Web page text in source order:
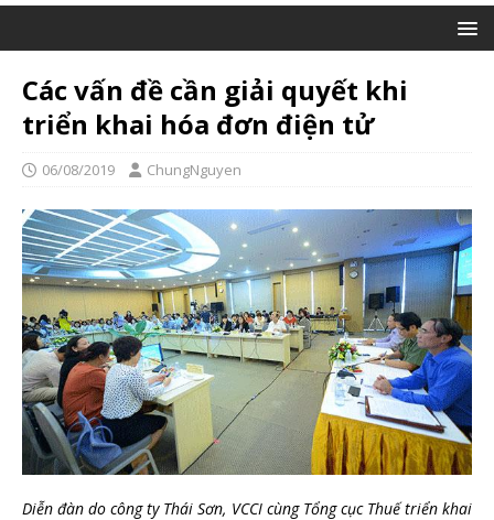
Các vấn đề cần giải quyết khi
triển khai hóa đơn điện tử
06/08/2019 ChungNguyen
Diễn đàn do công ty Thái Sơn, VCCI cùng Tổng cục Thuế triển khai